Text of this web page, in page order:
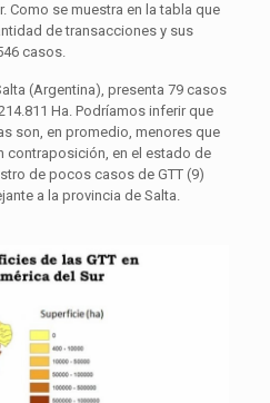
Como se muestra en la tabla que
de transacciones y sus
casos.
(Argentina), presenta 79 casos
Ha. Podríamos inferir que
son, en promedio, menores que
contraposición, en el estado de
de pocos casos de GTT (9)
a la provincia de Salta.